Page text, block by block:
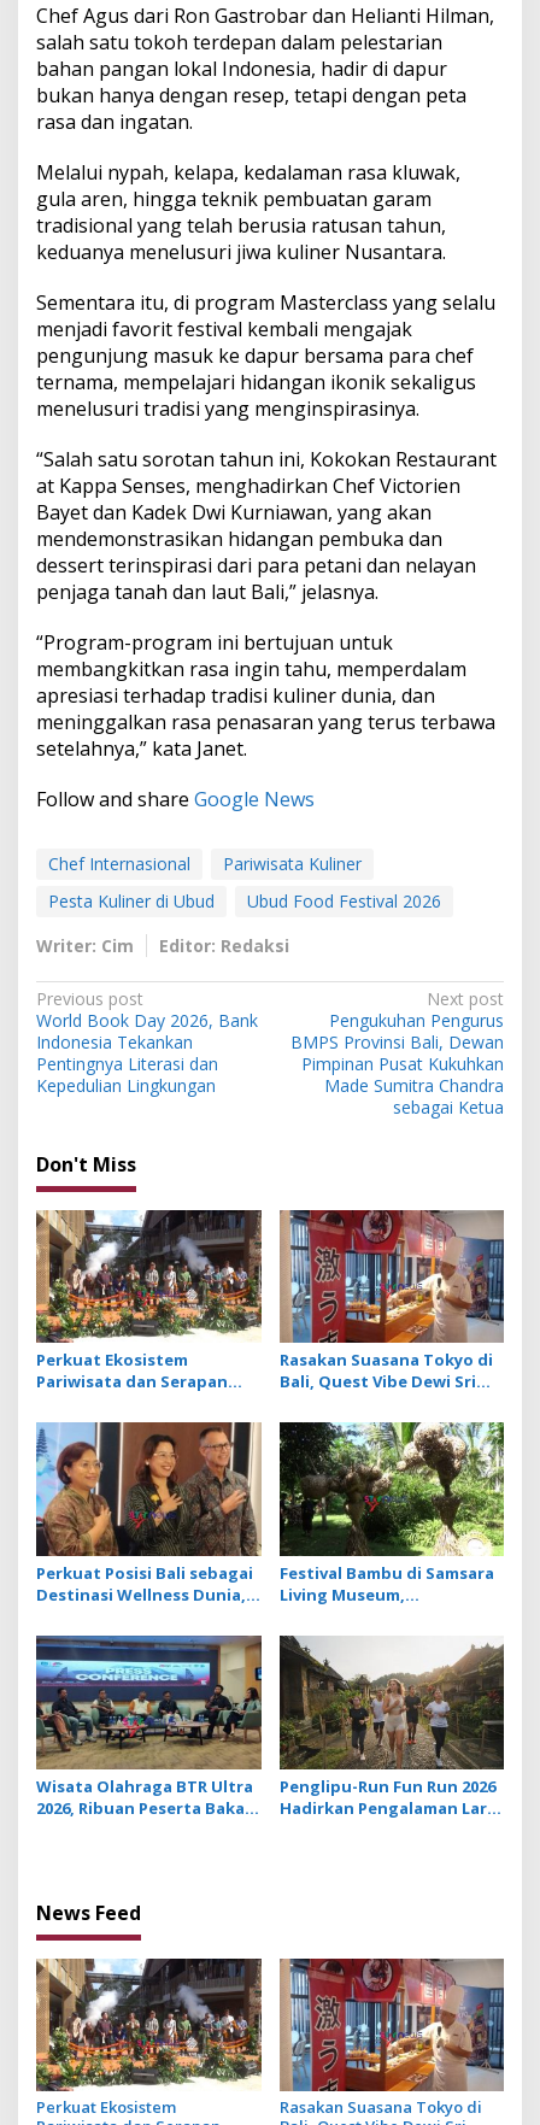
Chef Agus dari Ron Gastrobar dan Helianti Hilman,
salah satu tokoh terdepan dalam pelestarian
bahan pangan lokal Indonesia, hadir di dapur
bukan hanya dengan resep, tetapi dengan peta
rasa dan ingatan.
Melalui nypah, kelapa, kedalaman rasa kluwak,
gula aren, hingga teknik pembuatan garam
tradisional yang telah berusia ratusan tahun,
keduanya menelusuri jiwa kuliner Nusantara.
Sementara itu, di program Masterclass yang selalu
menjadi favorit festival kembali mengajak
pengunjung masuk ke dapur bersama para chef
ternama, mempelajari hidangan ikonik sekaligus
menelusuri tradisi yang menginspirasinya.
“Salah satu sorotan tahun ini, Kokokan Restaurant
at Kappa Senses, menghadirkan Chef Victorien
Bayet dan Kadek Dwi Kurniawan, yang akan
mendemonstrasikan hidangan pembuka dan
dessert terinspirasi dari para petani dan nelayan
penjaga tanah dan laut Bali,” jelasnya.
“Program-program ini bertujuan untuk
membangkitkan rasa ingin tahu, memperdalam
apresiasi terhadap tradisi kuliner dunia, dan
meninggalkan rasa penasaran yang terus terbawa
setelahnya,” kata Janet.
Follow and share Google News
Chef Internasional
Pariwisata Kuliner
Pesta Kuliner di Ubud
Ubud Food Festival 2026
Writer: Cim
Editor: Redaksi
P
o
s
t
a
v
i
g
a
t
i
n
Previous post
World Book Day 2026, Bank
Indonesia Tekankan
Pentingnya Literasi dan
Kepedulian Lingkungan
Next post
Pengukuhan Pengurus
BMPS Provinsi Bali, Dewan
Pimpinan Pusat Kukuhkan
Made Sumitra Chandra
sebagai Ketua
Don't Miss
Perkuat Ekosistem
Pariwisata dan Serapan
Grand Outlet Bali Resmi
Dibuka di KEK Kura Kura
Rasakan Suasana Tokyo di
Bali, Quest Vibe Dewi Sri
Jepang
Perkuat Posisi Bali sebagai
Destinasi Wellness Dunia,
Exhibitor Nasional dan
Global
Festival Bambu di Samsara
Living Museum,
Bambu dalam Kepercayaan
Adat dan Budaya Bali
Wisata Olahraga BTR Ultra
2026, Ribuan Peserta Bakal
Penglipu-Run Fun Run 2026
Hadirkan Pengalaman Lari
News Feed
Perkuat Ekosistem
Rasakan Suasana Tokyo di